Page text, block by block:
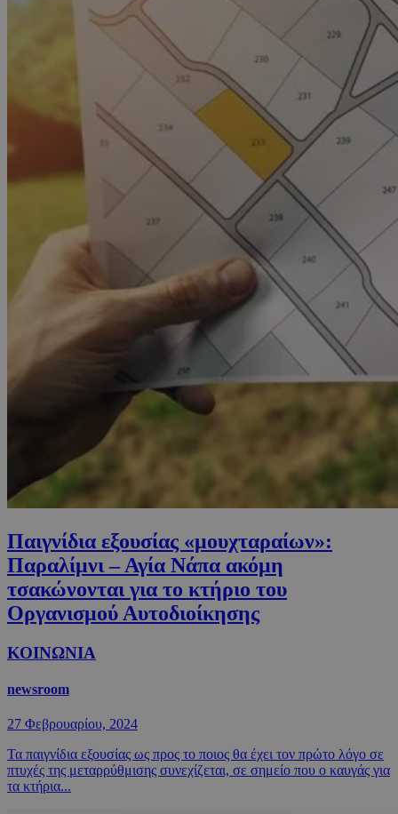
Παιγνίδια εξουσίας «μουχταραίων»:
Παραλίμνι – Αγία Νάπα ακόμη
τσακώνονται για το κτήριο του
Οργανισμού Αυτοδιοίκησης
ΚΟΙΝΩΝΙΑ
newsroom
27 Φεβρουαρίου, 2024
Τα παιγνίδια εξουσίας ως προς το ποιος θα έχει τον πρώτο λόγο σε
πτυχές της μεταρρύθμισης συνεχίζεται, σε σημείο που ο καυγάς για
τα κτήρια...